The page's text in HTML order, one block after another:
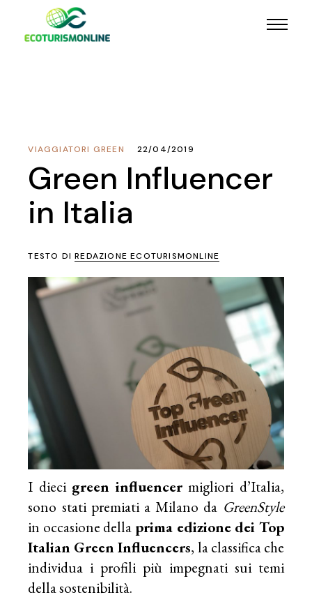
VIAGGIATORI GREEN 22/04/2019
Green Influencer
in Italia
TESTO DIREDAZIONE ECOTURISMONLINE
I dieci green influencer migliori d’Italia,
sono stati premiati a Milano da GreenStyle
in occasione della prima edizione dei Top
Italian Green Influencers, la classifica che
individua i profili più impegnati sui temi
della sostenibilità.